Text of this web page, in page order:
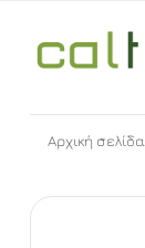
Αρχική σελίδα